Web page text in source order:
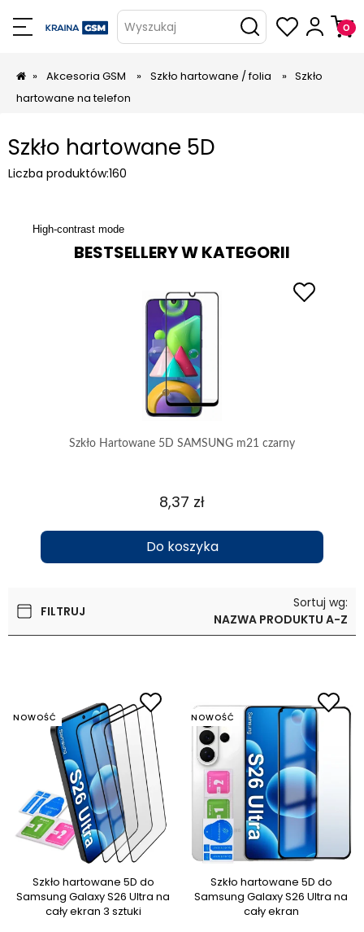
Wyszukaj
» Akcesoria GSM » Szkło hartowane / folia » Szkło
hartowane na telefon
Szkło hartowane 5D
Liczba produktów:160
High-contrast mode
BESTSELLERY W KATEGORII
Szkło Hartowane 5D SAMSUNG m21 czarny
8,37 zł
Do koszyka
FILTRUJ
Sortuj wg:
NAZWA PRODUKTU A-Z
Szkło hartowane 5D do
Samsung Galaxy S26 Ultra na
cały ekran 3 sztuki
NOWOŚĆ
Szkło hartowane 5D do
Samsung Galaxy S26 Ultra na
cały ekran
NOWOŚĆ